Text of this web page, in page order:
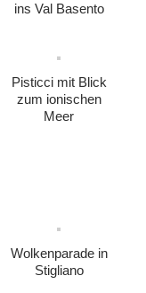
ins Val Basento
Pisticci mit Blick
zum ionischen
Meer
Wolkenparade in
Stigliano